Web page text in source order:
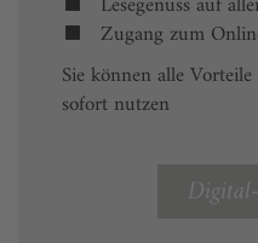
Zugang zum
Sie können alle
sofort nutzen